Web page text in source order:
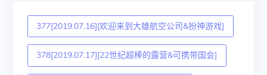
377[2019.07.16][欢迎来到大雄航空公司&扮神游戏]
378[2019.07.17][22世纪超棒的露营&可携带国会]